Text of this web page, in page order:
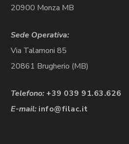
20900 Monza MB
Sede Operativa:
Via Talamoni 85
20861 Brugherio (MB)
Telefono: +39 039 91.63.626
E-mail: info@filac.it